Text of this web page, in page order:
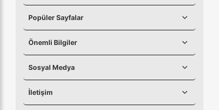
Popüler Sayfalar
Önemli Bilgiler
Sosyal Medya
İletişim